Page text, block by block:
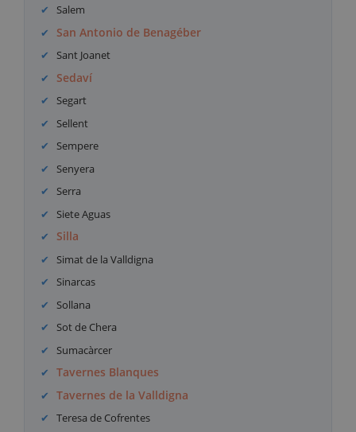
Salem
San Antonio de Benagéber
Sant Joanet
Sedaví
Segart
Sellent
Sempere
Senyera
Serra
Siete Aguas
Silla
Simat de la Valldigna
Sinarcas
Sollana
Sot de Chera
Sumacàrcer
Tavernes Blanques
Tavernes de la Valldigna
Teresa de Cofrentes